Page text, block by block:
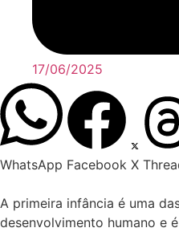
17/06/2025
WhatsApp Facebook X
A primeira infância é uma
desenvolvimento humano e